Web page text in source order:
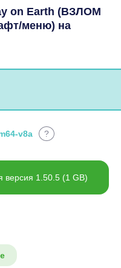
on Earth (ВЗЛОМ
меню) на
v8a ?
1.50.5 (1 GB)